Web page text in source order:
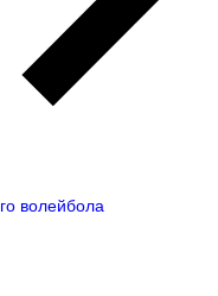
волейбола